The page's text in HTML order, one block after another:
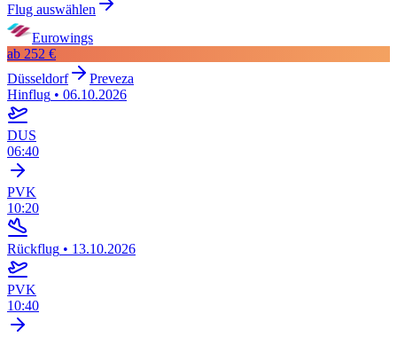
Flug auswählen
Eurowings
ab 252 €
Düsseldorf
Preveza
Hinflug • 06.10.2026
DUS
06:40
PVK
10:20
Rückflug • 13.10.2026
PVK
10:40